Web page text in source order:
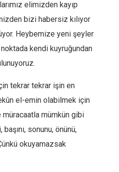
elimizden kayıp
bizi habersiz kılıyor
Heybemize yeni şeyler
kendi kuyruğundan
tekrar tekrar işin en
el-emin olabilmek için
mümkün gibi
sonunu, önünü,
okuyamazsak